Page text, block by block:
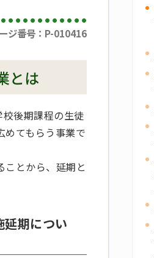
ジ番号：P-010416
とは
後期課程の生徒
めてもらう事業で
とから、延期と
期につい